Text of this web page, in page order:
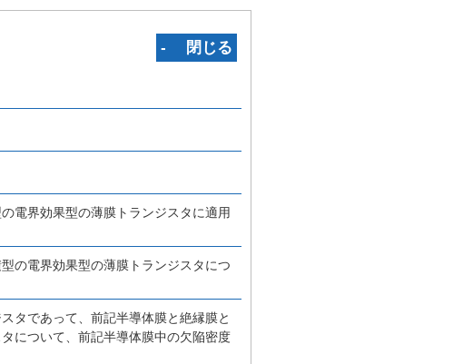
‐ 閉じる
電界効果型の薄膜トランジスタに適用
の電界効果型の薄膜トランジスタにつ
タであって、前記半導体膜と絶縁膜と
について、前記半導体膜中の欠陥密度